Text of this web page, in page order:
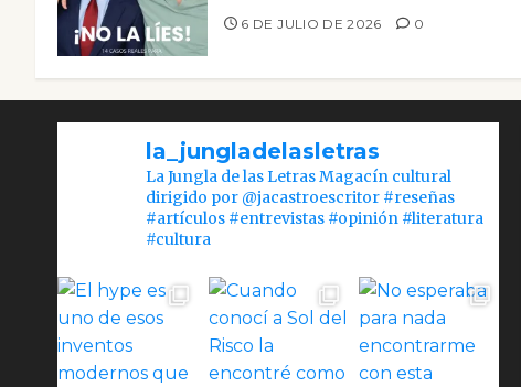
6 DE JULIO DE 2026 0
la_jungladelasletras
La Jungla de las Letras Magacín cultural
dirigido por @jacastroescritor #reseñas
#artículos #entrevistas #opinión #literatura
#cultura